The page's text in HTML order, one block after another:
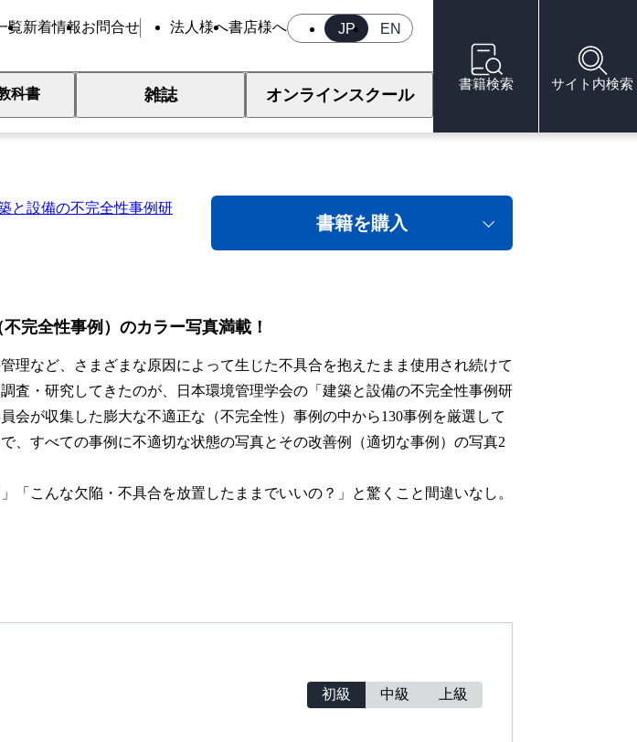
JP EN
覧新着情報お問合せ 法人様へ書店様へ
科書 雑誌 オンラインスクール
書籍検索 サイト内検索
てはならない不完全性事例大全集
と設備の不完全性事例研
書籍を購入
完全性事例）のカラー写真満載！
理など、さまざまな原因によって生じた不具合を抱えたまま使用され続けて
査・研究してきたのが、日本環境管理学会の「建築と設備の不完全性事例研
会が収集した膨大な不適正な（不完全性）事例の中から130事例を厳選して
、すべての事例に不適切な状態の写真とその改善例（適切な事例）の写真2
「こんな欠陥・不具合を放置したままでいいの？」と驚くこと間違いなし。
初級 中級 上級